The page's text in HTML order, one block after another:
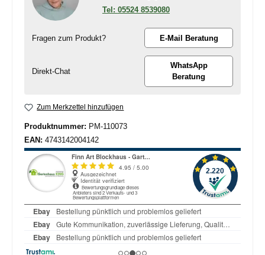
05524 8539080
Fragen zum Produkt? E-Mail Beratung
Direkt-Chat
WhatsApp
Beratung
Zum Merkzettel hinzufügen
Produktnummer: PM-110073
EAN: 4743142004142